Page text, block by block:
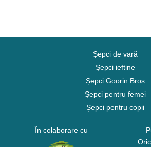
Șepci de vară
Șepci ieftine
Șepci Goorin Bros
Șepci pentru femei
Șepci pentru copii
În colaborare cu